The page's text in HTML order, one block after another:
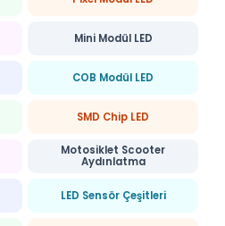
Mini Modül LED
COB Modül LED
SMD Chip LED
Motosiklet Scooter
Aydınlatma
LED Sensör Çeşitleri